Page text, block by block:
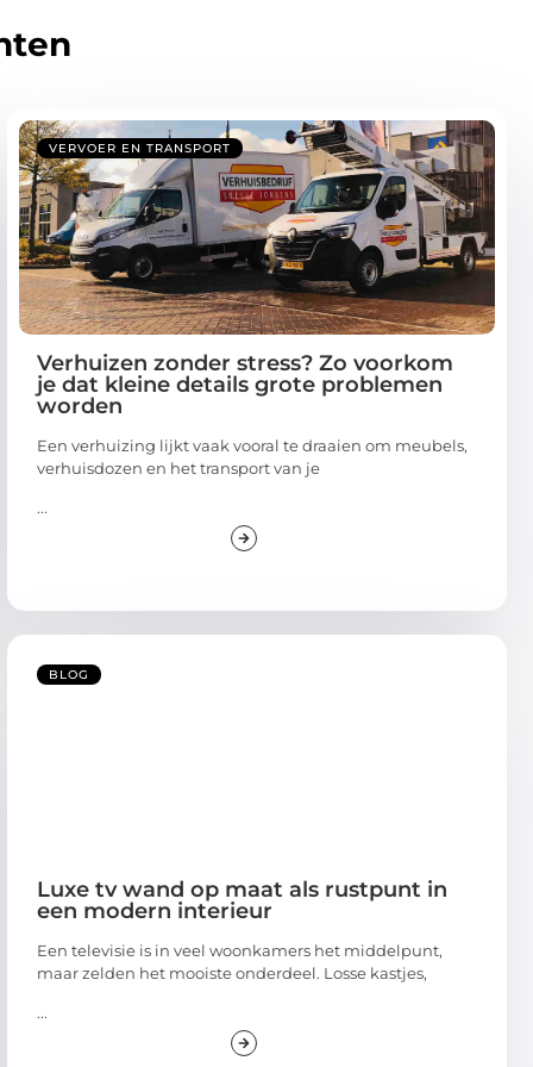
VERVOER EN TRANSPORT
Verhuizen zonder stress? Zo voorkom
je dat kleine details grote problemen
worden
Een verhuizing lijkt vaak vooral te draaien om meubels,
verhuisdozen en het transport van je
...
BLOG
Luxe tv wand op maat als rustpunt in
een modern interieur
Een televisie is in veel woonkamers het middelpunt,
maar zelden het mooiste onderdeel. Losse kastjes,
...